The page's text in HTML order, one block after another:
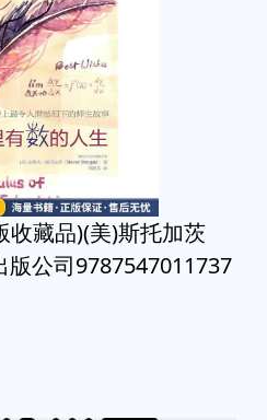
收藏品)(美)斯托加茨
公司9787547011737